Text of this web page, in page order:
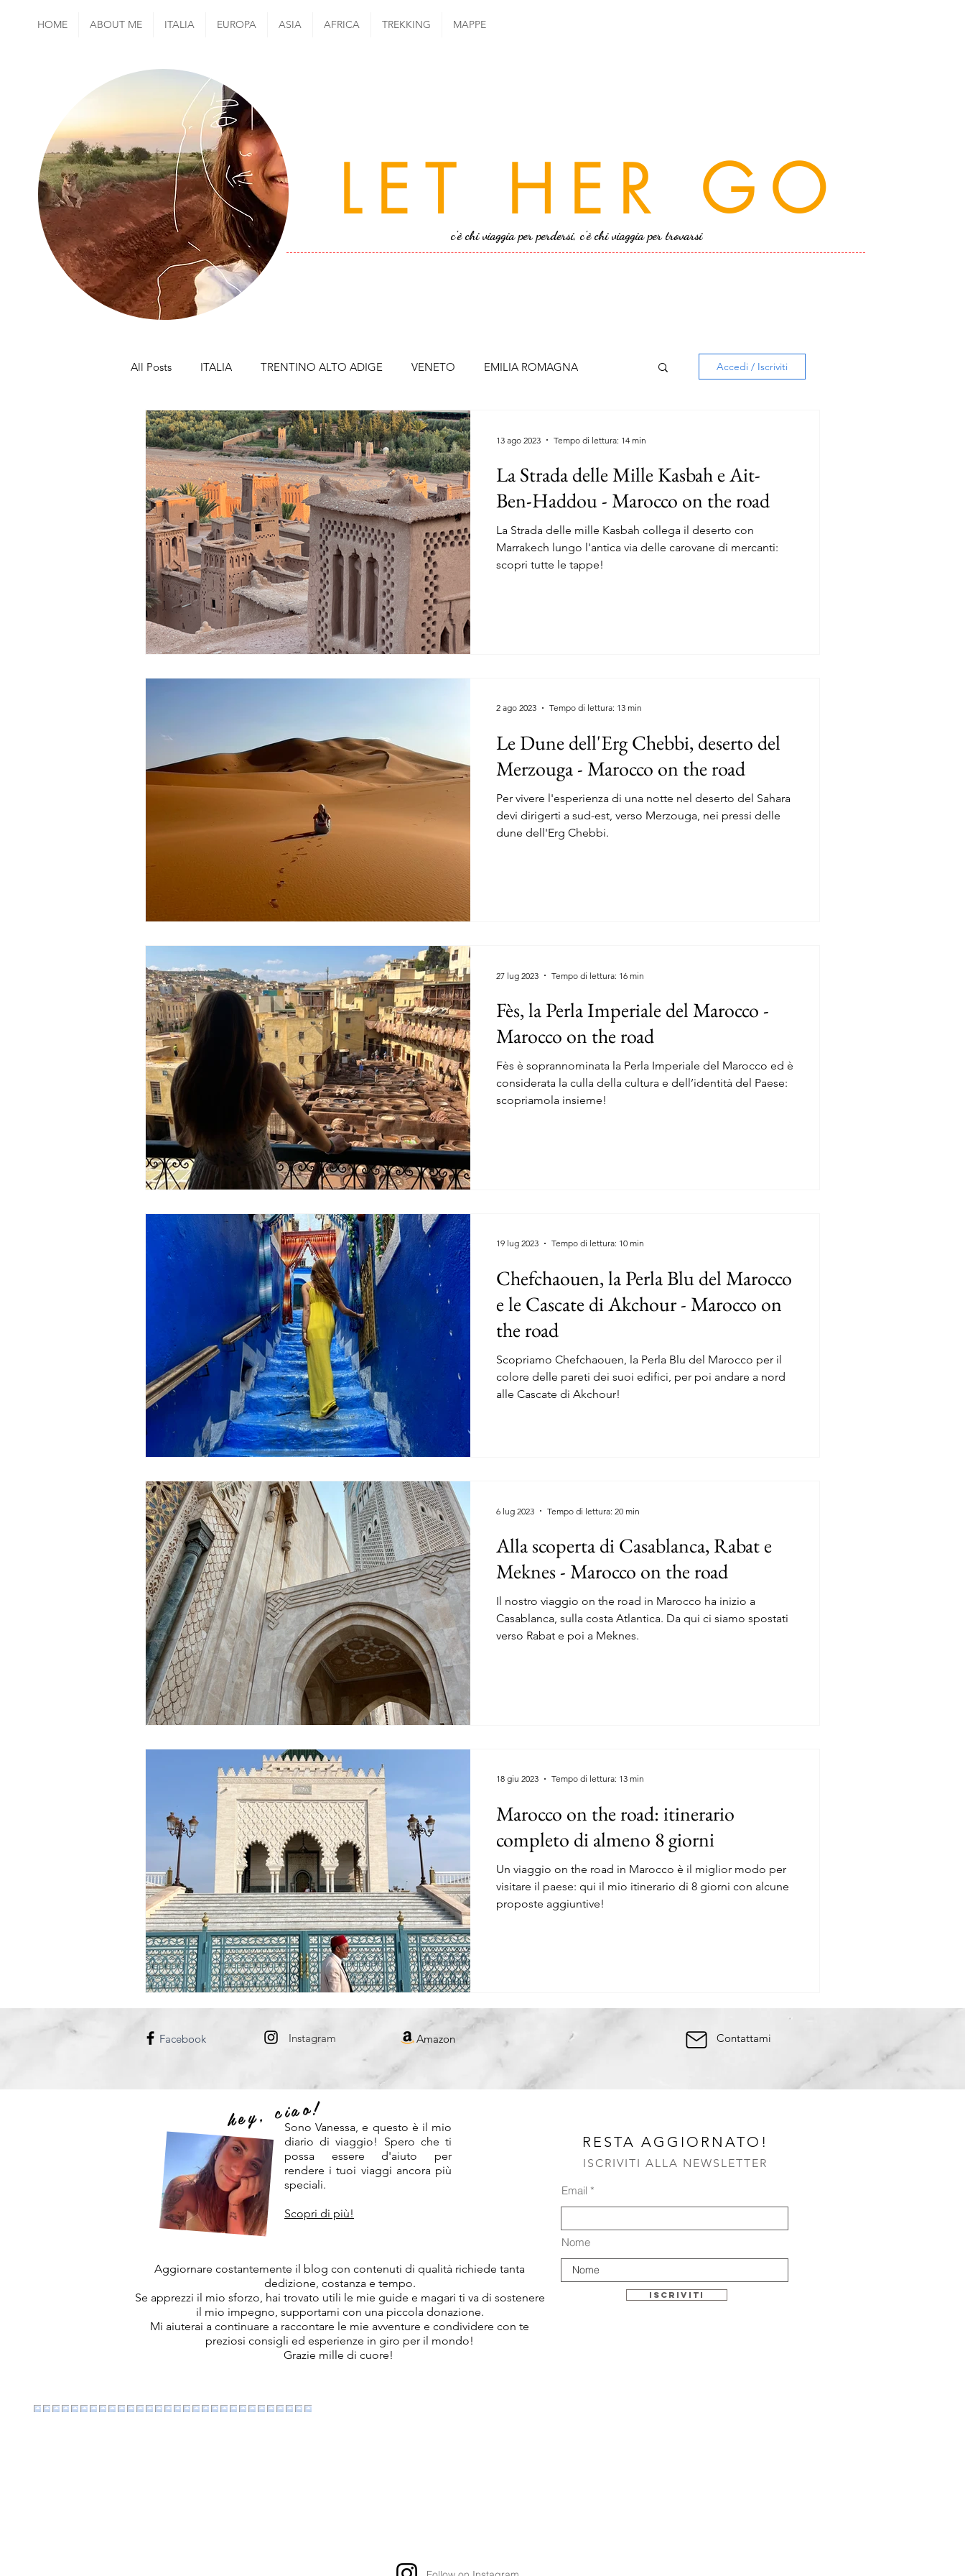
HOME ABOUT ME ITALIA EUROPA ASIA AFRICA TREKKING MAPPE
LET HER GO
c'è chi viaggia per perdersi, c'è chi viaggia per trovarsi
All Posts ITALIA TRENTINO ALTO ADIGE VENETO EMILIA ROMAGNA
TOSCANA MARCHE ABRUZZO UMBRIA LAZIO
SICILIA SPAGNA BARCELLONA SIVIGLIA FORMENTERA TENERIFE
LANZAROTE PORTOGALLO PORTOGALLO continentale
MADEIRA FRANCIA PARIGI ALSAZIA PAESI BASSI
DANIMARCA UNGHERIA REPUBBLICA CECA
Accedi / Iscriviti
La Strada delle Mille Kasbah e Ait-
Ben-Haddou - Marocco on the road
La Strada delle mille Kasbah collega il deserto con
Marrakech lungo l'antica via delle carovane di mercanti:
scopri tutte le tappe!
13 ago 2023 Tempo di lettura: 14 min
Le Dune dell'Erg Chebbi, deserto del
Merzouga - Marocco on the road
Per vivere l'esperienza di una notte nel deserto del Sahara
devi dirigerti a sud-est, verso Merzouga, nei pressi delle
dune dell'Erg Chebbi.
2 ago 2023 Tempo di lettura: 13 min
Fès, la Perla Imperiale del Marocco -
Marocco on the road
Fès è soprannominata la Perla Imperiale del Marocco ed è
considerata la culla della cultura e dell’identità del Paese:
scopriamola insieme!
27 lug 2023 Tempo di lettura: 16 min
Chefchaouen, la Perla Blu del Marocco
e le Cascate di Akchour - Marocco on
the road
Scopriamo Chefchaouen, la Perla Blu del Marocco per il
colore delle pareti dei suoi edifici, per poi andare a nord
alle Cascate di Akchour!
19 lug 2023 Tempo di lettura: 10 min
Alla scoperta di Casablanca, Rabat e
Meknes - Marocco on the road
Il nostro viaggio on the road in Marocco ha inizio a
Casablanca, sulla costa Atlantica. Da qui ci siamo spostati
verso Rabat e poi a Meknes.
6 lug 2023 Tempo di lettura: 20 min
Marocco on the road: itinerario
completo di almeno 8 giorni
Un viaggio on the road in Marocco è il miglior modo per
visitare il paese: qui il mio itinerario di 8 giorni con alcune
proposte aggiuntive!
18 giu 2023 Tempo di lettura: 13 min
Facebook Instagram Amazon Contattami
hey, ciao!Sono Vanessa, e questo è il mio
diario di viaggio! Spero che ti
possa essere d'aiuto per
rendere i tuoi viaggi ancora più
speciali.
Scopri di più!
RESTA AGGIORNATO!
ISCRIVITI ALLA NEWSLETTER
Email
Nome
Iscriviti
Aggiornare costantemente il blog con contenuti di qualità richiede tanta
dedizione, costanza e tempo.
Se apprezzi il mio sforzo, hai trovato utili le mie guide e magari ti va di sostenere
il mio impegno, supportami con una piccola donazione.
Mi aiuterai a continuare a raccontare le mie avventure e condividere con te
preziosi consigli ed esperienze in giro per il mondo!
Grazie mille di cuore!